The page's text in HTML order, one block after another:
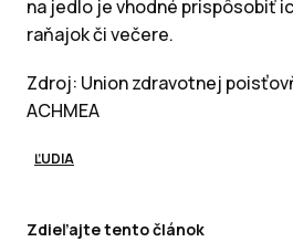
na jedlo je vhodné prispôsobiť
raňajok či večere.
Zdroj: Union zdravotnej
ACHMEA
ĽUDIA
Zdieľajte tento článok